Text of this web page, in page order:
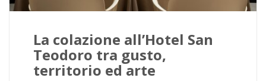
La colazione all’Hotel San
Teodoro tra gusto,
territorio ed arte